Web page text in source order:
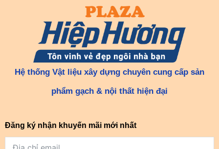
Hệ thống Vật liệu xây dựng chuyên cung cấp sản
phẩm gạch & nội thất hiện đại
Đăng ký nhận khuyến mãi mới nhất